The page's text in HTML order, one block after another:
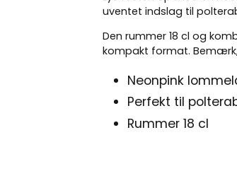
uventet indslag til
Den rummer 18 cl og
kompakt format. Bemærk,
Neonpink
Perfekt til
Rummer 18 cl
Fremstillet i